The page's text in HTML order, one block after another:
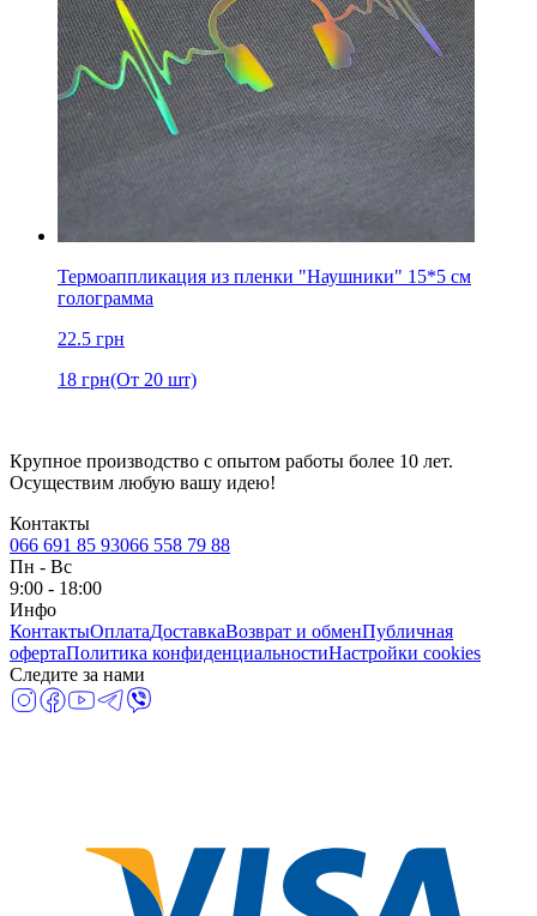
Термоаппликация из пленки "Наушники" 15*5 см
голограмма
22.5 грн
18 грн(От 20 шт)
Крупное производство с опытом работы более 10 лет.
Осуществим любую вашу идею!
Контакты
066 691 85 93066 558 79 88
Пн - Вс
9:00 - 18:00
Инфо
КонтактыОплатаДоставкаВозврат и обменПубличная
офертаПолитика конфиденциальностиНастройки cookies
Следите за нами